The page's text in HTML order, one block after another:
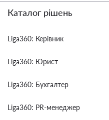
Каталог рішень
Liga360: Керівник
Liga360: Юрист
Liga360: Бухгалтер
Liga360: PR-менеджер